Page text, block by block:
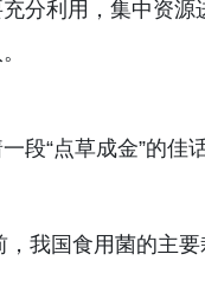
分利用，集中资
段“点草成金”的佳话
，我国食用菌的主